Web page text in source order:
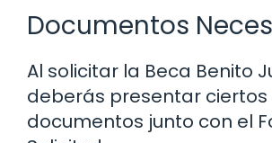
Documentos
Al solicitar la Beca Benito
deberás presentar ciertos
documentos junto con el